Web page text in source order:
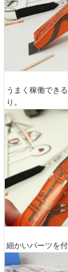
うまく稼働でき
り。
細かいパーツを